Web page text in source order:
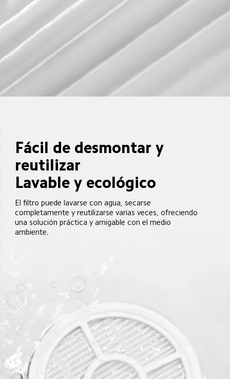
Fácil de desmontar y
reutilizar
Lavable y ecológico
El filtro puede lavarse con agua, secarse
completamente y reutilizarse varias veces, ofreciendo
una solución práctica y amigable con el medio
ambiente.